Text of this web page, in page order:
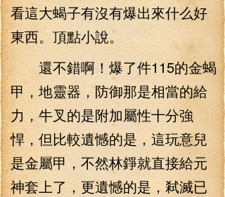
看這大蝎子有沒有爆出來什么好
東西。頂點小說。
還不錯啊！爆了件115的金蝎
甲，地靈器，防御那是相當的給
力，牛叉的是附加屬性十分強
悍，但比較遺憾的是，這玩意兒
是金屬甲，不然林錚就直接給元
神套上了，更遺憾的是，弒滅已